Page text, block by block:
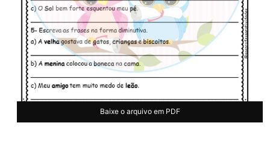
Baixe o arquivo em PDF